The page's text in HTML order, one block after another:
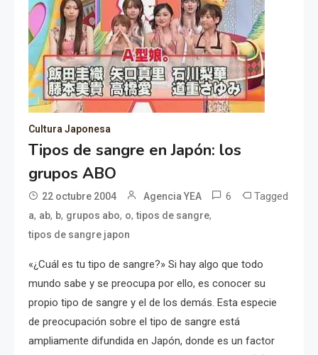
Cultura Japonesa
Tipos de sangre en Japón: los
grupos ABO
22 octubre 2004 Agencia YEA 6 Tagged
a, ab, b, grupos abo, o,tipos de sangre,
tipos de sangre japon
«¿Cuál es tu tipo de sangre?» Si hay algo que todo
mundo sabe y se preocupa por ello, es conocer su
propio tipo de sangre y el de los demás. Esta especie
de preocupación sobre el tipo de sangre está
ampliamente difundida en Japón, donde es un factor